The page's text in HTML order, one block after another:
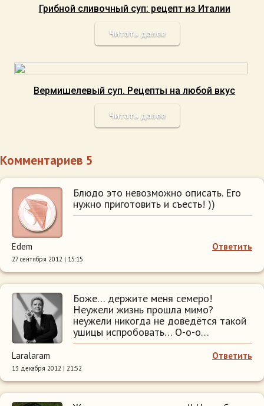
Грибной сливочный суп: рецепт из Италии
Читать далее
Вермишелевый суп. Рецепты на любой вкус
Читать далее
Комментариев 5
Блюдо это невозможно описать. Его
нужно приготовить и съесть! ))
Ответить
Edem
27 сентября 2012 | 15:15
Боже… держите меня семеро!
Неужели жизнь прошла мимо?
неужели никогда не доведётся такой
ушицы испробовать… О-о-о…
Ответить
Laralaram
13 декабря 2012 | 21:52